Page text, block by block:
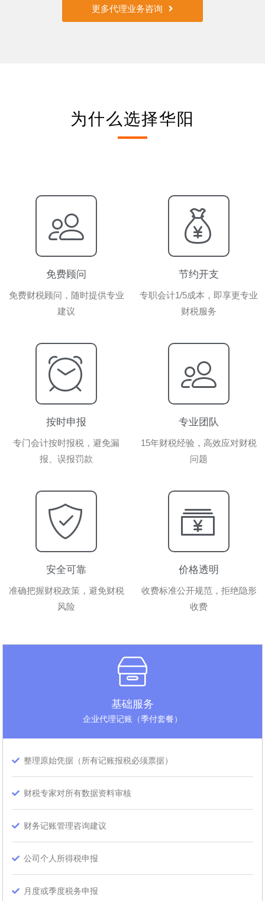
更多代理业务咨询
为什么选择华阳
免费顾问
免费财税顾问，随时提供专业
建议
节约开支
专职会计1/5成本，即享更专业
财税服务
按时申报
专门会计按时报税，避免漏
报、误报罚款
专业团队
15年财税经验，高效应对财税
问题
安全可靠
准确把握财税政策，避免财税
风险
价格透明
收费标准公开规范，拒绝隐形
收费
基础服务
企业代理记账（季付套餐）
整理原始凭据（所有记账报税必须票据）
财税专家对所有数据资料审核
财务记账管理咨询建议
公司个人所得税申报
月度或季度税务申报